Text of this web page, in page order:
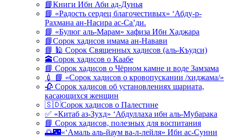
📘Книги Ибн Аби ад-Дунья
📘 «Радость сердец благочестивых» ‘Абду-р-
Рахмана ан-Насира ас-Са’ди.
📘 «Булюг аль-Марам» хафиза Ибн Хаджара
📘Сорок хадисов имама ан-Навави
📘 🕌 Сорок Священных хадисов (аль-Къудси)
🕋Сорок хадисов о Каабе
📘 Сорок хадисов о Чёрном камне и воде Замзама
💉 📘 «Сорок хадисов о кровопускании /хиджама/»
🥀 Сорок хадисов об установлениях шариата,
касающихся женщин
🇸🇩Сорок хадисов о Палестине
✅ «Китаб аз-Зухд» ‘Абдуллаха ибн аль-Мубарака
📘 Сорок хадисов, полезных для воспитания
🌅🌃«‘Амаль аль-йаум ва-л-лейля» Ибн ас-Сунни